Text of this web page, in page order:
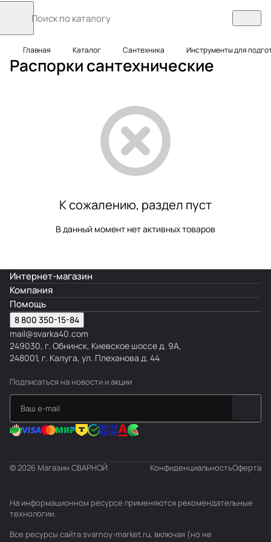
Главная Каталог Сантехника Инструменты для
Распорки сантехнические
К сожалению, раздел пуст
В данный момент нет активных товаров
Интернет-магазин
Компания
Помощь
8 800 350-15-84
mail@svarka40.com
249030, г. Обнинск, Киевское шоссе д. 9А,
248001, г. Калуга, ул. Плеханова д. 44
Подписаться на новости и акции
© 2026 Магазин СВАРНОЙ КонфиденциальностьОферта
На информационном ресурсе применяются рекомендательные
технологии.
Все ресурсы сайта svarnoy-market.ru, включая (но не